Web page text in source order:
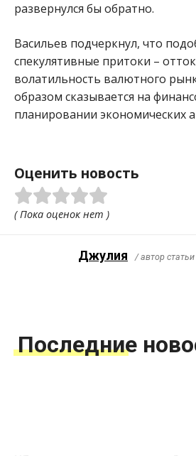
развернулся бы обратно.
Васильев подчеркнул, что
спекулятивные притоки –
волатильность валютного
образом сказывается на
планировании экономических
Оценить новость
( Пока оценок нет )
Джулия / автор статьи
Последние